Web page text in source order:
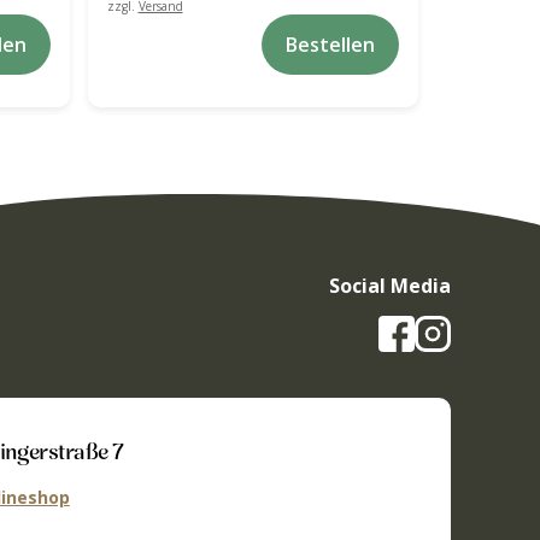
zzgl. Versand
Bestellen
Social Media
7